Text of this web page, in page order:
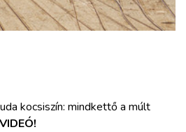
kocsiszín: mindkettő a múlt
VIDEÓ!